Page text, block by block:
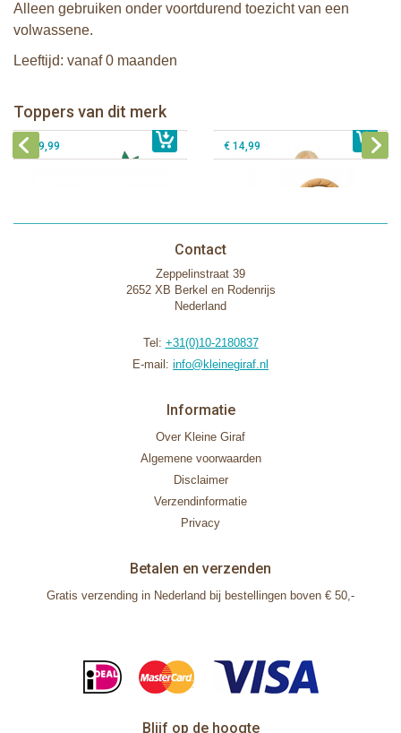
Alleen gebruiken onder voortdurend toezicht van een
volwassene.
Leeftijd: vanaf 0 maanden
Toppers van dit merk
€ 26,99
Sophie de giraf Activity Wheel
€ 39,99 € 14,99
Contact
Zeppelinstraat 39
2652 XB Berkel en Rodenrijs
Nederland
Tel: +31(0)10-2180837
E-mail: info@kleinegiraf.nl
Informatie
Over Kleine Giraf
Algemene voorwaarden
Disclaimer
Verzendinformatie
Privacy
Betalen en verzenden
Gratis verzending in Nederland bij bestellingen boven € 50,-
Blijf op de hoogte